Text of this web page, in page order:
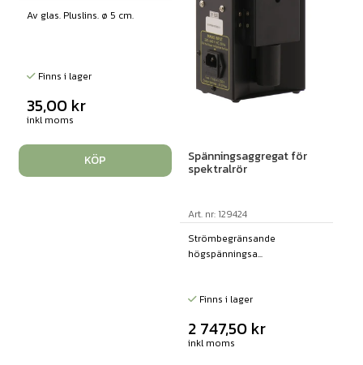
Av glas. Pluslins. ø 5 cm.
Finns i lager
35,00 kr
inkl moms
KÖP Spänningsaggregat för
spektralrör
Art. nr: 129424
Strömbegränsande
högspänningsa...
Finns i lager
2 747,50 kr
inkl moms